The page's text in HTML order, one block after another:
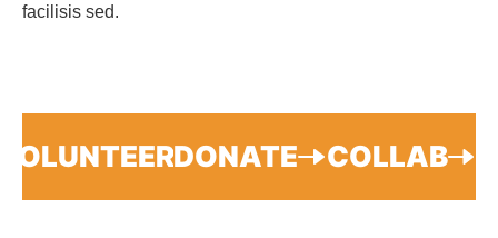
facilisis sed.
DONATE COLLAB